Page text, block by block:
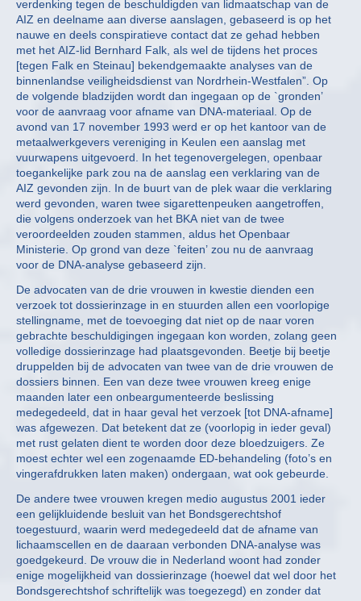
verdenking tegen de beschuldigden van lidmaatschap van de
AIZ en deelname aan diverse aanslagen, gebaseerd is op het
nauwe en deels conspiratieve contact dat ze gehad hebben
met het AIZ-lid Bernhard Falk, als wel de tijdens het proces
[tegen Falk en Steinau] bekendgemaakte analyses van de
binnenlandse veiligheidsdienst van Nordrhein-Westfalen”. Op
de volgende bladzijden wordt dan ingegaan op de `gronden’
voor de aanvraag voor afname van DNA-materiaal. Op de
avond van 17 november 1993 werd er op het kantoor van de
metaalwerkgevers vereniging in Keulen een aanslag met
vuurwapens uitgevoerd. In het tegenovergelegen, openbaar
toegankelijke park zou na de aanslag een verklaring van de
AIZ gevonden zijn. In de buurt van de plek waar die verklaring
werd gevonden, waren twee sigarettenpeuken aangetroffen,
die volgens onderzoek van het BKA niet van de twee
veroordeelden zouden stammen, aldus het Openbaar
Ministerie. Op grond van deze `feiten’ zou nu de aanvraag
voor de DNA-analyse gebaseerd zijn.
De advocaten van de drie vrouwen in kwestie dienden een
verzoek tot dossierinzage in en stuurden allen een voorlopige
stellingname, met de toevoeging dat niet op de naar voren
gebrachte beschuldigingen ingegaan kon worden, zolang geen
volledige dossierinzage had plaatsgevonden. Beetje bij beetje
druppelden bij de advocaten van twee van de drie vrouwen de
dossiers binnen. Een van deze twee vrouwen kreeg enige
maanden later een onbeargumenteerde beslissing
medegedeeld, dat in haar geval het verzoek [tot DNA-afname]
was afgewezen. Dat betekent dat ze (voorlopig in ieder geval)
met rust gelaten dient te worden door deze bloedzuigers. Ze
moest echter wel een zogenaamde ED-behandeling (foto’s en
vingerafdrukken laten maken) ondergaan, wat ook gebeurde.
De andere twee vrouwen kregen medio augustus 2001 ieder
een gelijkluidende besluit van het Bondsgerechtshof
toegestuurd, waarin werd medegedeeld dat de afname van
lichaamscellen en de daaraan verbonden DNA-analyse was
goedgekeurd. De vrouw die in Nederland woont had zonder
enige mogelijkheid van dossierinzage (hoewel dat wel door het
Bondsgerechtshof schriftelijk was toegezegd) en zonder dat